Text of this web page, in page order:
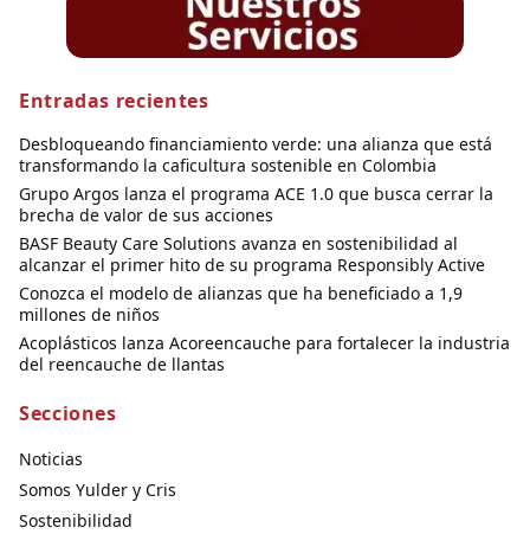
Entradas recientes
Desbloqueando financiamiento verde: una alianza que está
transformando la caficultura sostenible en Colombia
Grupo Argos lanza el programa ACE 1.0 que busca cerrar la
brecha de valor de sus acciones
BASF Beauty Care Solutions avanza en sostenibilidad al
alcanzar el primer hito de su programa Responsibly Active
Conozca el modelo de alianzas que ha beneficiado a 1,9
millones de niños
Acoplásticos lanza Acoreencauche para fortalecer la industria
del reencauche de llantas
Secciones
Noticias
Somos Yulder y Cris
Sostenibilidad